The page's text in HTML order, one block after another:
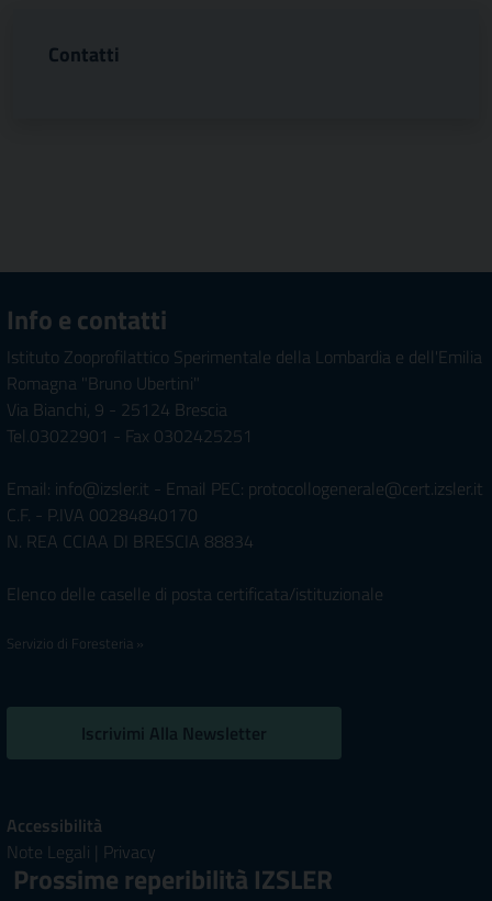
Contatti
Info e contatti
Istituto Zooprofilattico Sperimentale della Lombardia e dell'Emilia
Romagna "Bruno Ubertini"
Via Bianchi, 9 - 25124 Brescia
Tel.03022901 - Fax 0302425251
Email: info@izsler.it - Email PEC: protocollogenerale@cert.izsler.it
C.F. - P.IVA 00284840170
N. REA CCIAA DI BRESCIA 88834
Elenco delle caselle di posta certificata/istituzionale
Servizio di Foresteria »
Iscrivimi Alla Newsletter
Accessibilità
Note Legali | Privacy
Prossime reperibilità IZSLER